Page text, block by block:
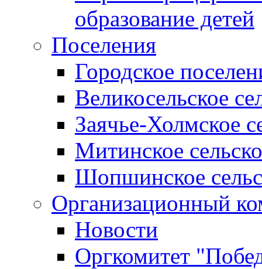
образование детей
Поселения
Городское
Великосельское
Заячье-Холмское
Митинское
Шопшинское
Организационный
Новости
Оргкомитет